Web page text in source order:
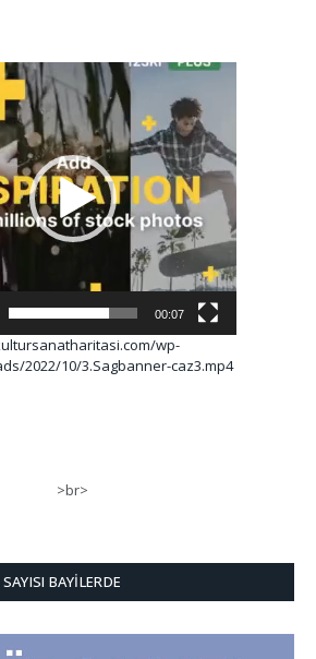
00:07
wp-
2022/10/3.Sagbanner-caz3.mp4
>br>
BAYILERDE